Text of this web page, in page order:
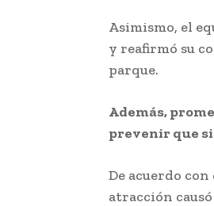
Asimismo, el
y reafirmó su
parque.
Además,
prevenir que
De acuerdo
atracción